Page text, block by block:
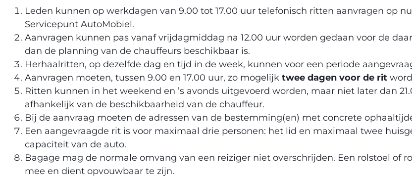
Leden kunnen op werkdagen van 9.00 tot 17.00 uur telefonisch ritten aanvragen op
Servicepunt AutoMobiel.
Aanvragen kunnen pas vanaf vrijdagmiddag na 12.00 uur worden gedaan voor de
dan de planning van de chauffeurs beschikbaar is.
Herhaalritten, op dezelfde dag en tijd in de week, kunnen voor een periode
Aanvragen moeten, tussen 9.00 en 17.00 uur, zo mogelijk twee dagen voor de rit
Ritten kunnen in het weekend en ’s avonds uitgevoerd worden, maar niet later dan
afhankelijk van de beschikbaarheid van de chauffeur.
Bij de aanvraag moeten de adressen van de bestemming(en) met concrete
Een aangevraagde rit is voor maximaal drie personen: het lid en maximaal twee
capaciteit van de auto.
Bagage mag de normale omvang van een reiziger niet overschrijden. Een rolstoel of
mee en dient opvouwbaar te zijn.